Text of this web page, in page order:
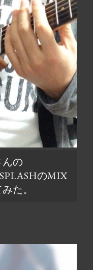
の
のMIX
た。